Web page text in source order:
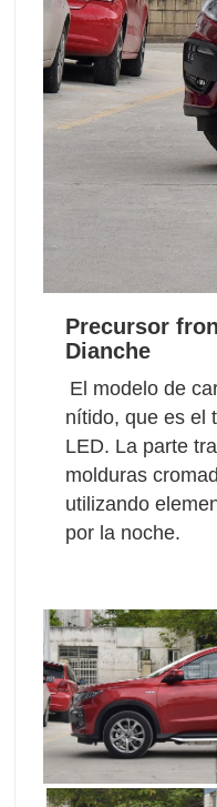
Precursor
Dianche
El modelo de
nítido, que es el
LED. La parte
molduras
utilizando
por la noche.